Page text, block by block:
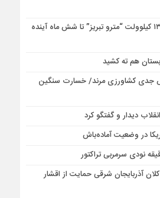
پُست اختصاصی برق ۱۳۲ کیلوولت “مترو تبریز” تا شش ماه آینده
هم ته‌ کشید
جدی کشاورزی مرند/ خسارت سنگین
دیدار و گفتگو کرد
در وضعیت آماده‌باش
نودی سرمربی تراکتور
آذربایجان شرقی حمایت از اقشار